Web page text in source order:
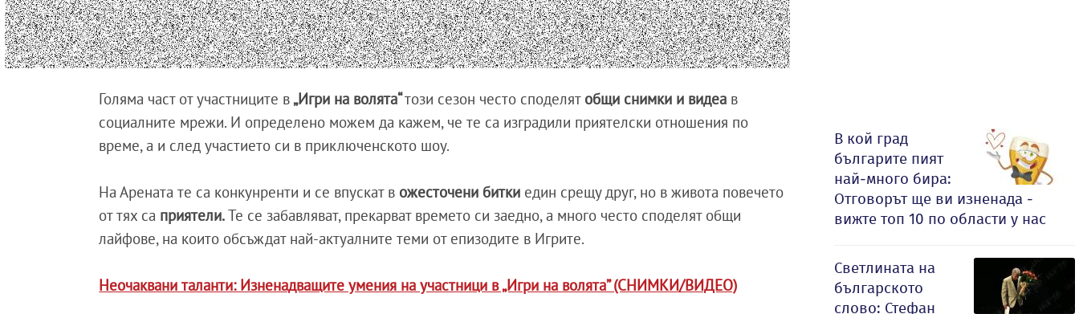
Голяма част от участниците в„Игри на волята“този сезон често споделят общи снимки и видеа в
социалните мрежи. И определено можем да кажем, че те са изградили приятелски отношения по
време, а и след участието си в приключенското шоу.
На Арената те са конкунренти и се впускат в ожесточени битки един срещу друг, но в живота повечето
от тях са приятели.Те се забавляват, прекарват времето си заедно, а много често споделят общи
лайфове, на които обсъждат най-актуалните теми от епизодите в Игрите.
Неочаквани таланти: Изненадващите умения на участници в „Игри на волята” (СНИМКИ/ВИДЕО)
В кой град
българите пият
най-много бира:
Отговорът ще ви изненада -
вижте топ 10 по области у нас
Светлината на
българското
слово: Стефан